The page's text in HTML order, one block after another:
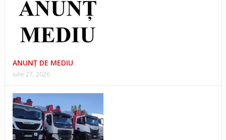
ANUNŢ DE MEDIU
iulie 27, 2026